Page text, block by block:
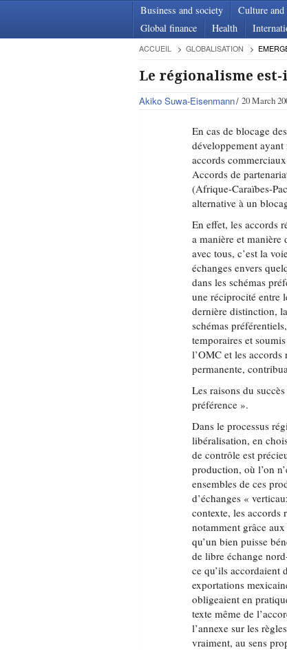
Business and society Culture and
Global finance
Health
ACCUEIL GLOBALISATION
Le régionalisme
Akiko Suwa-Eisenmann 20 March
En cas de blocage
développement
accords
Accords de
(Afrique-Caraïbes-
alternative à un
En effet, les accords
a manière et
avec tous, c’est la
échanges envers
dans les schémas
une réciprocité entre
dernière distinction,
schémas
temporaires et
l’OMC et les
permanente,
Les raisons du
préférence ».
Dans le processus
libéralisation, en
de contrôle est
production, où l’on
ensembles de ces
d’échanges «
contexte, les accords
notamment grâce
qu’un bien puisse
de libre échange
ce qu’ils accordaient
exportations
obligeaient en
texte même de
l’annexe sur les
vraiment, au sens